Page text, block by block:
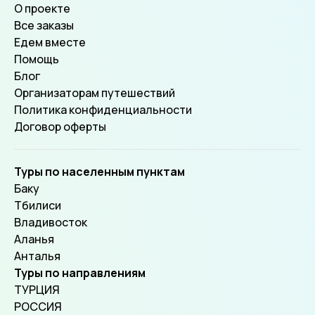
О проекте
Все заказы
Едем вместе
Помощь
Блог
Организаторам путешествий
Политика конфиденциальности
Договор оферты
Туры по населенным пунктам
Баку
Тбилиси
Владивосток
Аланья
Анталья
Туры по направлениям
ТУРЦИЯ
РОССИЯ